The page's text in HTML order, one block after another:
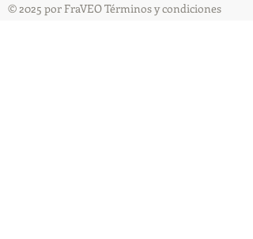
© 2025 por FraVEO Términos y condiciones